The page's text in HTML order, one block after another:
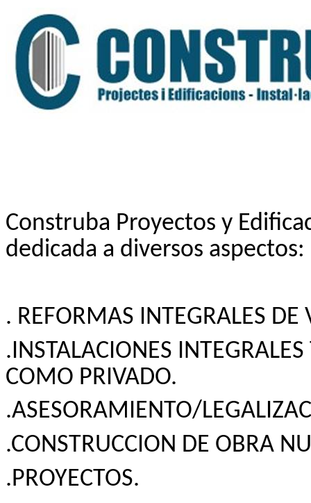
Construba Proyectos y
dedicada a diversos aspectos:
. REFORMAS INTEGRALES DE
.INSTALACIONES
COMO PRIVADO.
.ASESORAMIENTO/
.CONSTRUCCION DE OBRA
.PROYECTOS.